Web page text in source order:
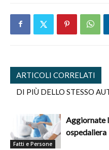
ARTICOLI CORRELATI
DI PIÙ DELLO STESSO
Fatti e Persone
Aggiornate
ospedaliera